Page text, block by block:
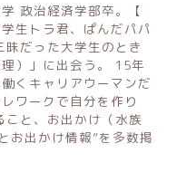
政治経済学部卒。【
生トラ君、ぱんだパパ
だった大学生のとき
）」に出会う。 15年
くキャリアウーマンだ
ワークで自分を作り
と、お出かけ（水族
お出かけ情報”を多数掲